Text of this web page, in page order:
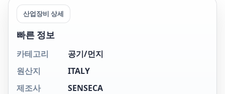
산업장비 상세
빠른 정보
카테고리
공기/먼지
원산지
ITALY
제조사
SENSECA